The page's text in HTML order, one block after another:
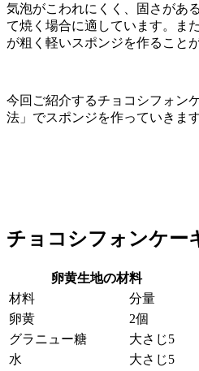
気泡がこわれにくく、固さがあ
て焼く場合に適しています。ま
が粗く軽いスポンジを作ること
今回ご紹介するチョコシフォン
法」でスポンジを作っていきます
チョコシフォンケー
卵黄生地の材料
材料
分量
卵黄
2個
グラニュー糖
大さじ5
水
大さじ5